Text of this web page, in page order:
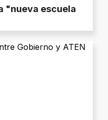
"nueva escuela